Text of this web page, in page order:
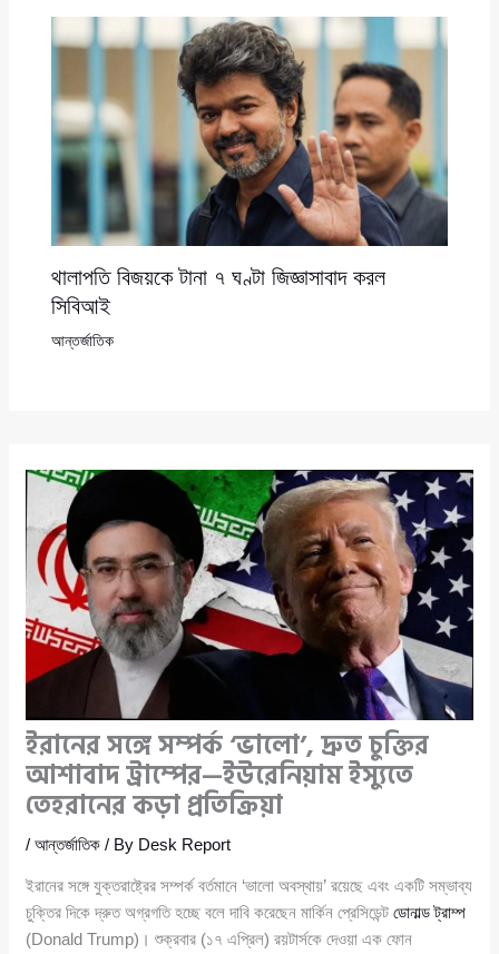
থালাপতি বিজয়কে টানা ৭ ঘণ্টা জিজ্ঞাসাবাদ করল
সিবিআই
আন্তর্জাতিক
ইরানের সঙ্গে সম্পর্ক ‘ভালো’, দ্রুত চুক্তির
আশাবাদ ট্রাম্পের—ইউরেনিয়াম ইস্যুতে
তেহরানের কড়া প্রতিক্রিয়া
/আন্তর্জাতিক / By Desk Report
ইরানের সঙ্গে যুক্তরাষ্ট্রের সম্পর্ক বর্তমানে ‘ভালো অবস্থায়’ রয়েছে এবং একটি সম্ভাব্য
চুক্তির দিকে দ্রুত অগ্রগতি হচ্ছে বলে দাবি করেছেন মার্কিন প্রেসিডেন্টডোনাল্ড ট্রাম্প
(Donald Trump)। শুক্রবার (১৭ এপ্রিল) রয়টার্সকে দেওয়া এক ফোন